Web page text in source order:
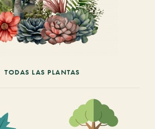
TODAS LAS PLANTAS